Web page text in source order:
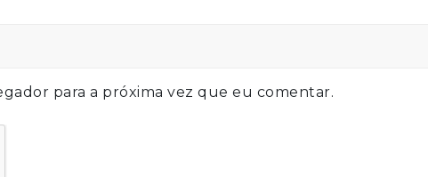
para a próxima vez que eu comentar.